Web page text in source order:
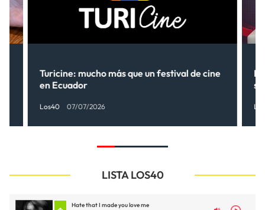
Turicine: mucho más que un festival de cine
en Ecuador
Los40 07/07/2026
LISTA LOS40
Hate that I made you love me